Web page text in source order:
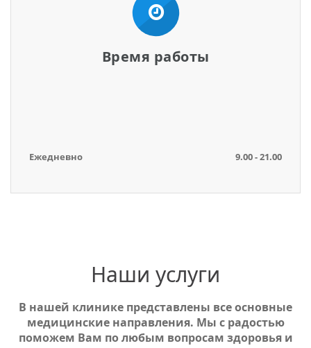
Время работы
Ежедневно 9.00 - 21.00
Наши услуги
В нашей клинике представлены все основные
медицинские направления. Мы с радостью
поможем Вам по любым вопросам здоровья и